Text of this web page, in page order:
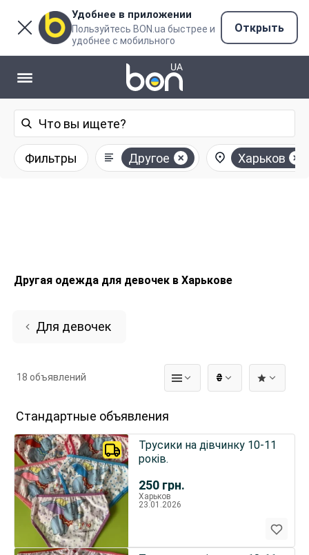
Удобнее в приложении
Пользуйтесь BON.ua быстрее и
удобнее с мобильного
Открыть
Фильтры Другое Харьков
Другая одежда для девочек в Харькове
Для девочек
₴
18 объявлений
Стандартные объявления
250 грн.
Трусики на дівчинку 10-11
років.
Харьков
23.01.2026